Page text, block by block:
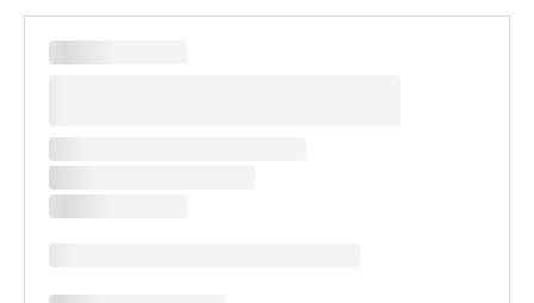
여유롭게 해변에서 물놀이
✔ 베트남의 보석이라는 불리는 푸꾸옥 전용해번 보유
✔ 선베드, 파라솔 백사장에 놓여있어 편안하게 이용
✔ 다양한 해양 스포츠 즐기기